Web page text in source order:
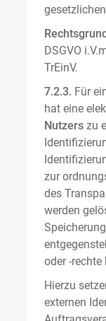
DSGVO
TrEinV.
7.2.3. Für
hat eine
Nutzers zu
zur
des
werden
oder -rechte
Hierzu
externen